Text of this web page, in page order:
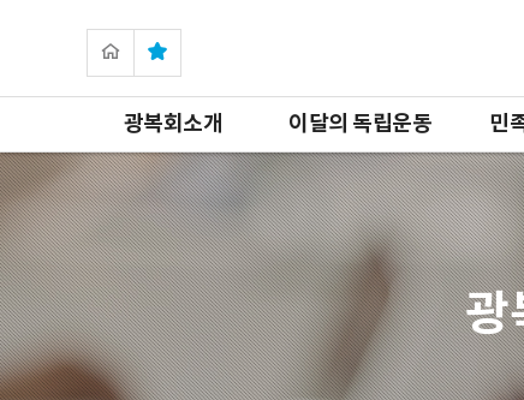
광복회소개 이달의 독립운동 민
광